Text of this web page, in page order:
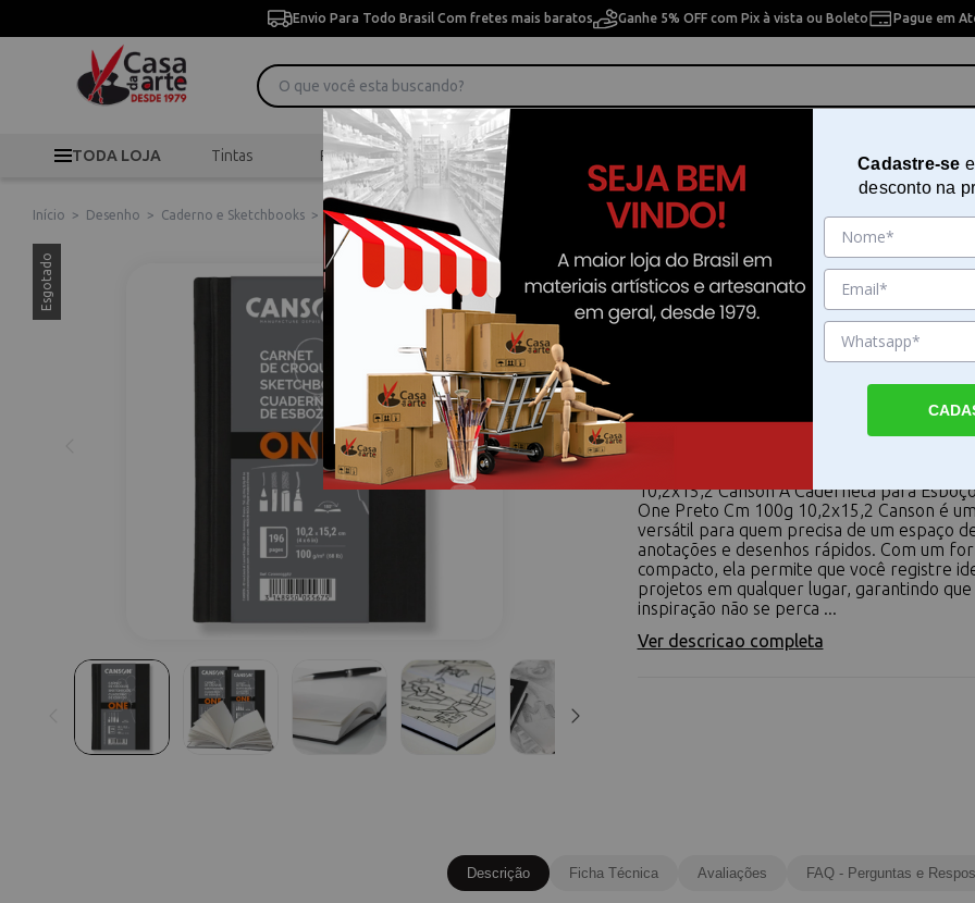
Envio Para Todo Brasil Com fretes mais baratos Ganhe 5% OFF com Pix à vista ou Boleto Pague em
TODA LOJA Tintas Pincéis Desenho Pintura
Início > Desenho > Caderno e Sketchbooks > Caderneta para Esboço Artbook One Preto Cm 100g 10,2x15,2 Canson 60005567
Esgotado
Caderneta para Esboço Artbook
Preto Cm 100g 10,2x15,2 Canson
60005567
10,2x15,2 Canson A Caderneta para
One Preto Cm 100g 10,2x15,2 Canson é
versátil para quem precisa de um espaço
anotações e desenhos rápidos. Com um
compacto, ela permite que você registre
projetos em qualquer lugar, garantindo que
inspiração não se perca ...
Ver descricao completa
Descrição Ficha Técnica Avaliações FAQ - Perguntas e
Cadastre-se
desconto na